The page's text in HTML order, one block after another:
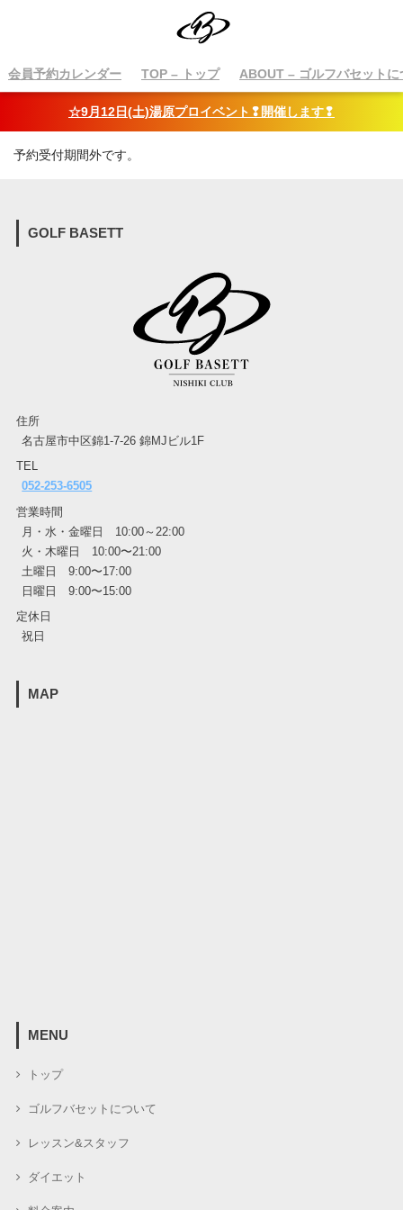
会員予約カレンダー TOP – トップ ABOUT – ゴルフバセットに
☆9月12日(土)湯原プロイベント❢開催します❢
予約受付期間外です。
GOLF BASETT
住所
名古屋市中区錦1-7-26 錦MJビル1F
TEL
052-253-6505
営業時間
月・水・金曜日 10:00～22:00
火・木曜日 10:00〜21:00
土曜日 9:00〜17:00
日曜日 9:00〜15:00
定休日
祝日
MAP
MENU
トップ
ゴルフバセットについて
レッスン&スタッフ
ダイエット